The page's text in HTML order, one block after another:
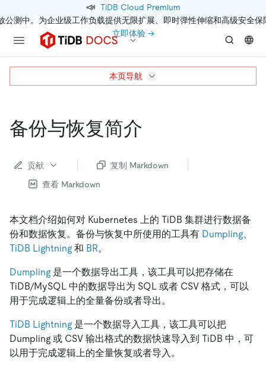
📣 TiDB Cloud Premium
公测中。为企业级工作负载提供无限扩展、即时弹性伸缩和高级安全保
立即体验 →
备份与恢复简介
贡献
复制 Markdown
查看 Markdown
本文档介绍如何对 Kubernetes 上的 TiDB 集群进行数据备
份和数据恢复。备份与恢复中所使用的工具有 Dumpling
TiDB Lightning 和 BR。
Dumpling 是一个数据导出工具，该工具可以把存储在
TiDB/MySQL 中的数据导出为 SQL 或者 CSV 格式，可以
用于完成逻辑上的全量备份或者导出。
TiDB Lightning 是一个数据导入工具，该工具可以把
Dumpling 或 CSV 输出格式的数据快速导入到 TiDB 中，可
以用于完成逻辑上的全量恢复或者导入。
本页导航